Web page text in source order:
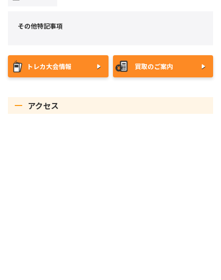
その他特記事項
トレカ大会情報 買取のご案内
アクセス